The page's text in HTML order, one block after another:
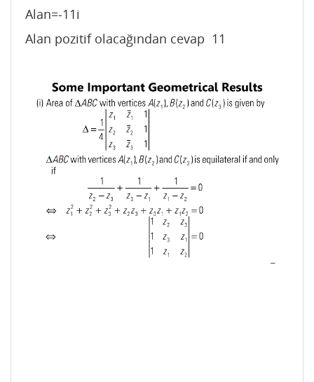
Alan=-11i
Alan pozitif olacağından cevap 11